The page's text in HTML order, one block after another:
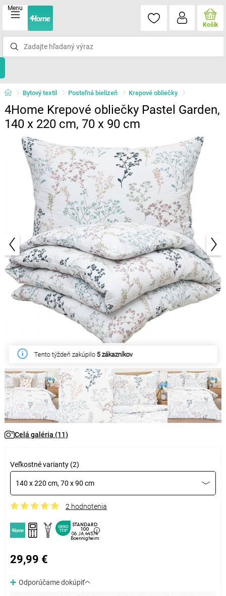
Menu
Košík
Bytový textil Posteľná bielizeň Krepové obliečky
4Home Krepové obliečky Pastel Garden,
140 x 220 cm, 70 x 90 cm
Tento týždeň zakúpilo 5 zákazníkov
Celá galéria (11)
Veľkostné varianty (2)
140 x 220 cm, 70 x 90 cm
2 hodnotenia
STANDARD
100
06.JA.44574
Boennigheim
29,99 €
Odporúčame dokúpiť